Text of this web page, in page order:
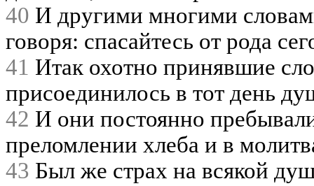
40 И другими многими
говоря: спасайтесь от рода
41 Итак охотно принявшие
присоединилось в тот день
42 И они постоянно
преломлении хлеба и в
43 Был же страх на всякой